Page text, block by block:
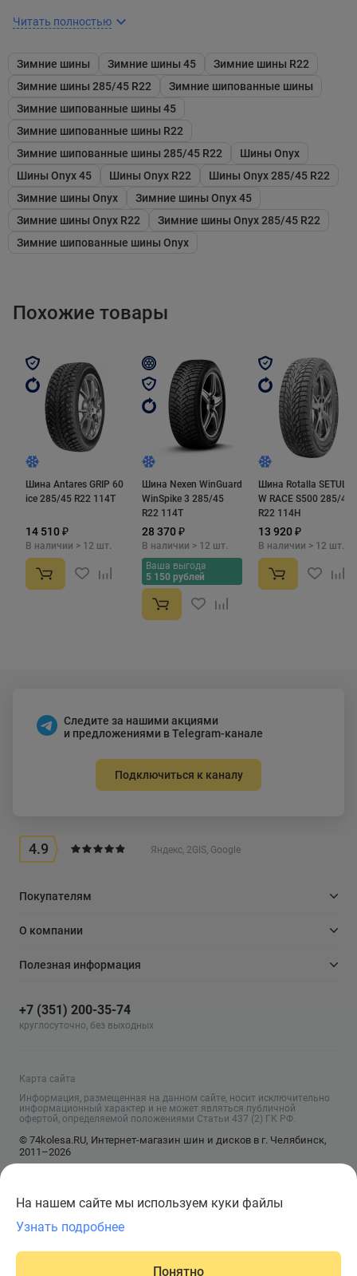
свойствами на снегу, надежностью в управлении на
большой ходимостью.
Протекторный рисунок выполнен в так называемом
«скандинавском» дизайне со стреловидным
сплошным ребром посередине. Этот жесткий элемент
снижает сопротивление качению, препятствует
абразивному истиранию, повышает точность в
управлении и курсовую устойчивость. Блоки рядом с
ним располагаются группами таким образом, что при
тяговое и тормозное усилие на снегу. Выступы на
сцепление на таком покрытии.
Основные особенности Onyx NY-W703
- сплошное стреловидное ребро посередине снижает
расход топлива и износ, повышает курсовую
устойчивость и точность в управлении;
- удлиненные поперечные кромки блоков в плечевых
зонах повышают тяговое и тормозное усилие на снегу;
- многочисленные волнообразные ламели улучают
продольное сцепление на обледенелом покрытии.
Читать полностью
Зимние шины Зимние шины 45
Зимние шины R22
Зимние шины 285/45 R22
Зимние шипованные шины
Зимние шипованные шины 45
Зимние шипованные шины R22
Зимние шипованные шины 285/45 R22
Шины Onyx
Шины Onyx 45
Шины Onyx R22
Шины Onyx 285/45 R22
Зимние шины Onyx
Зимние шины Onyx 45
Зимние шины Onyx R22
Зимние шины Onyx 285/45 R22
Зимние шипованные шины Onyx
Похожие товары
Шина Antares GRIP 60
ice 285/45 R22 114T
14 510 ₽
В наличии > 12 шт.
Шина Nexen WinGuard
WinSpike 3 285/45
R22 114T
28 370 ₽
В наличии > 12 шт.
Ваша выгода
5 150 рублей
Шина Rotalla SETULA
W RACE S500 285/45
R22 114H
13 920 ₽
В наличии > 12 шт.
Следите за нашими акциями
и предложениями в Telegram-канале
Подключиться к каналу
4.9 Яндекс, 2GIS, Google
Покупателям
О компании
Полезная информация
+7 (351) 200-35-74
круглосуточно, без выходных
Карта сайта
Информация, размещенная на данном сайте, носит исключительно
информационный характер и не может являться публичной
офертой, определяемой положениями Статьи 437 (2) ГК РФ.
© 74kolesa.RU, Интернет-магазин шин и дисков в г. Челябинск,
2011–2026
На нашем сайте мы используем куки файлы
Узнать подробнее
Понятно